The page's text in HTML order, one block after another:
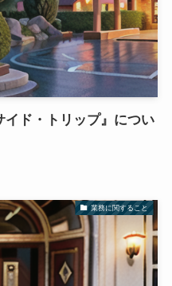
ド・トリップ』につい
業務に関すること